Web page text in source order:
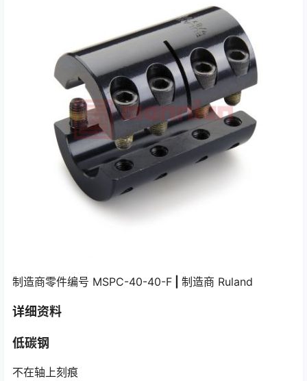
制造商零件编号 MSPC-40-40-F 制造商 Ruland
详细资料
低碳钢
不在轴上刻痕